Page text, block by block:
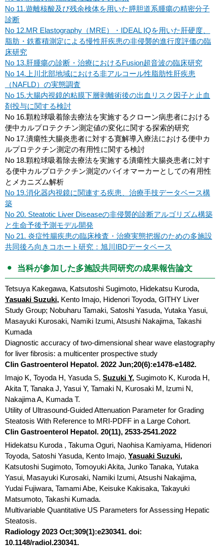
No 11.遊離核酸及び残余検体を用いた膵胆道系腫瘍の精密分子
診断
No 12.MR Elastography（MRE）・IDEAL IQを用いた肝硬度、
脂肪・鉄蓄積測定による慢性肝疾患の非侵襲的進行度評価の臨
床研究
No 13.肝腫瘍の診断・治療におけるFusion超音波の臨床研究
No 14.上川北部地域における非アルコール性脂肪性肝疾患
（NAFLD）の実態調査
No 15.大腸内視鏡的粘膜下層剥離術後の出血リスク因子と止血
剤投与に関する検討
No 16.顆粒球吸着除去療法を実施するクローン病患者における
便中カルプロテクチン測定値の変化に関する探索的研究
No 17.潰瘍性大腸炎患者に対する寛解導入療法における便中カ
ルプロテクチン測定の有用性に関する検討
No 18.顆粒球吸着除去療法を実施する潰瘍性大腸炎患者に対す
る便中カルプロテクチン測定のバイオマーカーとしての有用性
とメカニズム解析
No 19.消化器内視鏡に関連する疾患、治療手技データベース構
築
No 20. Steatotic Liver Diseaseの非侵襲的診断アルゴリズム構築
と生命予後予測モデル開発
No 21. 炎症性腸疾患の臨床検査・治療実態把握のための多施設
共同後ろ向きコホート研究：旭川IBDデータベース
当科が参加した多施設共同研究の成果報告論文
Tetsuya Kakegawa, Katsutoshi Sugimoto, Hidekatsu Kuroda,
Yasuaki Suzuki, Kento Imajo, Hidenori Toyoda, GITHY Liver
Study Group; Nobuharu Tamaki, Satoshi Yasuda, Yutaka Yasui,
Masayuki Kurosaki, Namiki Izumi, Atsushi Nakajima, Takashi
Kumada
Diagnostic accuracy of two-dimensional shear wave elastography
for liver fibrosis: a multicenter prospective study
Clin Gastroenterol Hepatol. 2022 Jun;20(6):e1478-e1482.
Imajo K, Toyoda H, Yasuda S, Suzuki Y, Sugimoto K, Kuroda H,
Akita T, Tanaka J, Yasui Y, Tamaki N, Kurosaki M, Izumi N,
Nakajima A, Kumada T.
Utility of Ultrasound-Guided Attenuation Parameter for Grading
Steatosis With Reference to MRI-PDFF in a Large Cohort.
Clin Gastroenterol Hepatol. 20(11), 2533-2541.2022
Hidekatsu Kuroda , Takuma Oguri, Naohisa Kamiyama, Hidenori
Toyoda, Satoshi Yasuda, Kento Imajo, Yasuaki Suzuki,
Katsutoshi Sugimoto, Tomoyuki Akita, Junko Tanaka, Yutaka
Yasui, Masayuki Kurosaki, Namiki Izumi, Atsushi Nakajima,
Yudai Fujiwara, Tamami Abe, Keisuke Kakisaka, Takayuki
Matsumoto, Takashi Kumada.
Multivariable Quantitative US Parameters for Assessing Hepatic
Steatosis.
Radiology 2023 Oct;309(1):e230341. doi:
10.1148/radiol.230341.